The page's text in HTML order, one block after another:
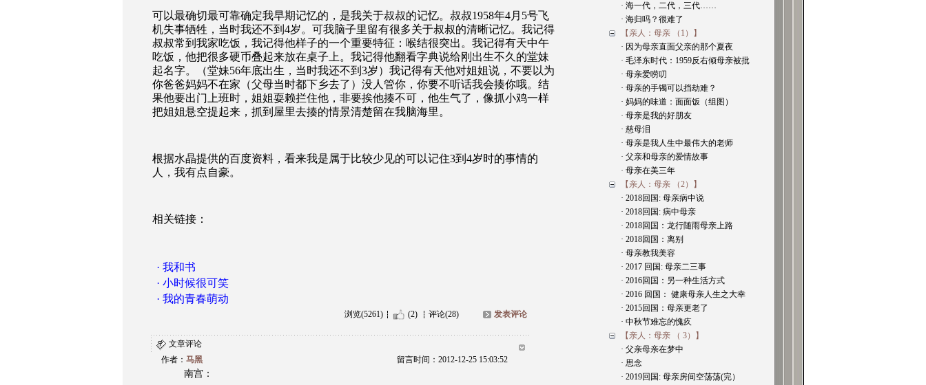
可以最确切最可靠确定我早期记忆的，是我关于叔叔的记忆。叔叔1958年4月 5号飞
机失事牺牲，当时我还不到 4岁。可我脑子里留有很多关于叔叔的清晰记忆。我记得
叔叔常到我家吃饭，我记得他样子的一个重要特征：喉结很突出。我记得有天中午
吃饭，他把很多硬币叠起来放在桌子上。我记得他翻看字典说给刚出生不久的堂妹
起名字。（堂妹56年底出生，当时我还不到 3岁）我记得有天他对姐姐说，不要以为
你爸爸妈妈不在家（父母当时都下乡去了）没人管你，你要不听话我会揍你哦。结
果他要出门上班时，姐姐耍赖拦住他，非要挨他揍不可，他生气了，像抓小鸡一样
把姐姐悬空提起来，抓到屋里去揍的情景清楚留在我脑海里。
根据水晶提供的百度资料，看来我是属于比较少见的可以记住3到 4岁时的事情的
人，我有点自豪。
相关链接：
· 我和书
· 小时候很可笑
· 我的青春萌动
浏览(5261) (2) 评论(28) 发表评论
文章评论
作者： 马黑 留言时间：2012-12-25 15:03:52
南宫：
· 海一代，二代，三代……
· 海归吗？很难了
【亲人：母亲 （1）】
· 因为母亲直面父亲的那个夏夜
· 毛泽东时代：1959反右倾母亲被批
· 母亲爱唠叨
· 母亲的手镯可以挡劫难？
· 妈妈的味道：面面饭（组图）
· 母亲是我的好朋友
· 慈母泪
· 母亲是我人生中最伟大的老师
· 父亲和母亲的爱情故事
· 母亲在美三年
【亲人：母亲 （2）】
· 2018回国: 母亲病中说
· 2018回国: 病中母亲
· 2018回国：龙行随雨母亲上路
· 2018回国：离别
· 母亲教我美容
· 2017 回国: 母亲二三事
· 2016回国：另一种生活方式
· 2016 回国： 健康母亲人生之大幸
· 2015回国：母亲更老了
· 中秋节难忘的愧疚
【亲人：母亲 （ 3）】
· 父亲母亲在梦中
· 思念
· 2019回国: 母亲房间空荡荡(完）